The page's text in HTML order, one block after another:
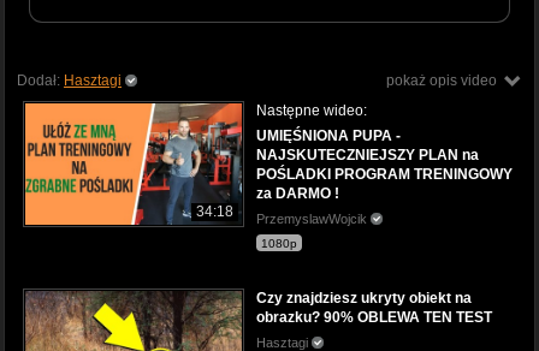
pokaż opis video
Dodał: Hasztagi
34:18
Następne wideo:
UMIĘŚNIONA PUPA -
NAJSKUTECZNIEJSZY PLAN na
POŚLADKI PROGRAM TRENINGOWY
za DARMO !
PrzemyslawWojcik
1080p
Czy znajdziesz ukryty obiekt na
obrazku? 90% OBLEWA TEN TEST
Hasztagi